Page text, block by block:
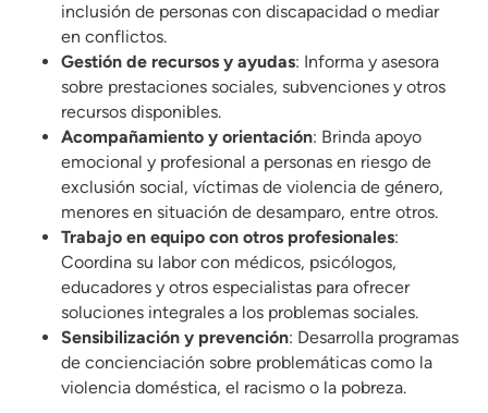
inclusión de personas con discapacidad o mediar
en conflictos.
Gestión de recursos y ayudas: Informa y asesora
sobre prestaciones sociales, subvenciones y otros
recursos disponibles.
Acompañamiento y orientación: Brinda apoyo
emocional y profesional a personas en riesgo de
exclusión social, víctimas de violencia de género,
menores en situación de desamparo, entre otros.
Trabajo en equipo con otros profesionales:
Coordina su labor con médicos, psicólogos,
educadores y otros especialistas para ofrecer
soluciones integrales a los problemas sociales.
Sensibilización y prevención: Desarrolla programas
de concienciación sobre problemáticas como la
violencia doméstica, el racismo o la pobreza.